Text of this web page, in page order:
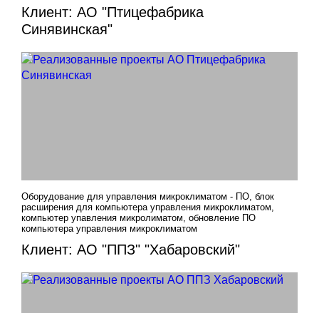
Клиент: АО "Птицефабрика
Синявинская"
Клиент: АО "ППЗ" "Хабаровский"
Оборудование для управления микроклиматом - ПО, блок
расширения для компьютера управления микроклиматом,
компьютер упавления микролиматом, обновление ПО
компьютера управления микроклиматом